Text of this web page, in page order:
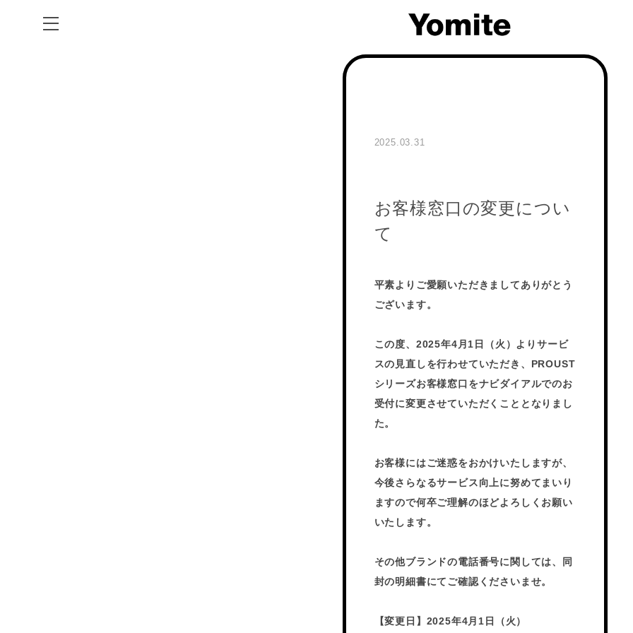
2025.03.31
お客様窓口の変更につい
て
平素よりご愛願いただきましてありがとう
ございます。
この度、2025年4月1日（火）よりサービ
スの見直しを行わせていただき、PROUST
シリーズお客様窓口をナビダイアルでのお
受付に変更させていただくこととなりまし
た。
お客様にはご迷惑をおかけいたしますが、
今後さらなるサービス向上に努めてまいり
ますので何卒ご理解のほどよろしくお願い
いたします。
その他ブランドの電話番号に関しては、同
封の明細書にてご確認くださいませ。
【変更日】2025年4月1日（火）